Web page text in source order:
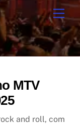
MTV
and roll, com